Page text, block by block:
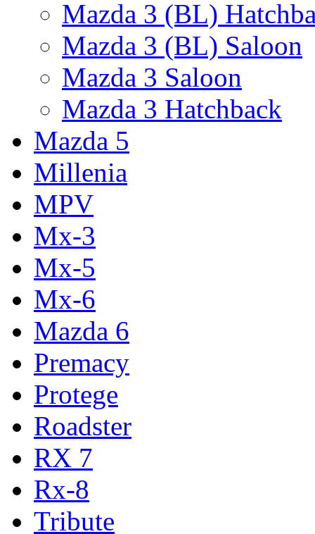
Mazda 3 (BL)
Mazda 3 (BL) Saloon
Mazda 3 Saloon
Mazda 3 Hatchback
Mazda 5
Millenia
MPV
Mx-3
Mx-5
Mx-6
Mаzda 6
Premacy
Protege
Roadster
RX 7
Rx-8
Tribute